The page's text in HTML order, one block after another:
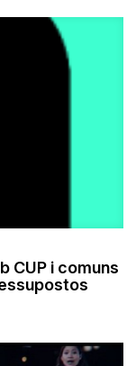
CUP i comuns